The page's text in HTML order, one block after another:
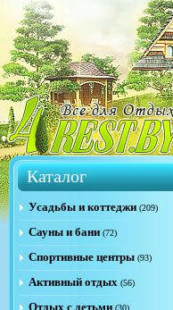
Каталог
Усадьбы и коттеджи (209)
Сауны и бани (72)
Спортивные центры (93)
Активный отдых (56)
Отдых с детьми (30)